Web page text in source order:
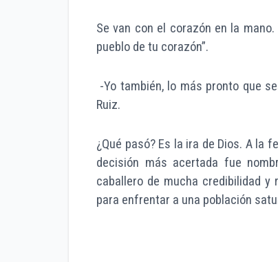
Se van con el corazón en la
pueblo de tu corazón”.
-Yo también, lo más pronto que
Ruiz.
¿Qué pasó? Es la ira de Dios. A la
decisión más acertada fue
caballero de mucha credibilidad y
para enfrentar a una población